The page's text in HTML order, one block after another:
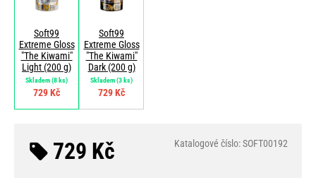
Soft99
Extreme Gloss
"The Kiwami"
Light (200 g)
Skladem(8 ks)
729 Kč
Soft99
Extreme Gloss
"The Kiwami"
Dark (200 g)
Skladem(3 ks)
729 Kč
729 Kč Katalogové číslo: SOFT00192